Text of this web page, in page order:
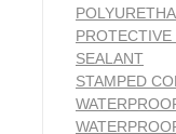
PROTECTIVE
SEALANT
STAMPED